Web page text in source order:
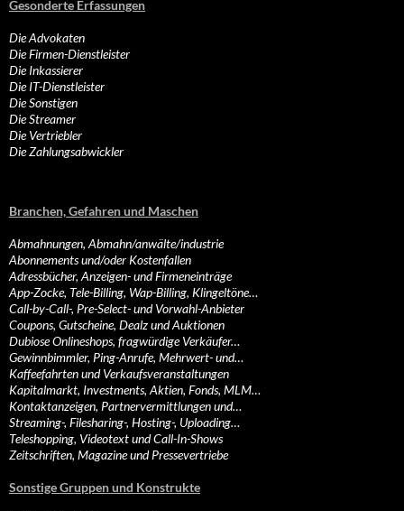
Gesonderte Erfassungen
Die Advokaten
Die Firmen-Dienstleister
Die Inkassierer
Die IT-Dienstleister
Die Sonstigen
Die Streamer
Die Vertriebler
Die Zahlungsabwickler
Branchen, Gefahren und Maschen
Abmahnungen, Abmahn/anwälte/industrie
Abonnements und/oder Kostenfallen
Adressbücher, Anzeigen- und Firmeneinträge
App-Zocke, Tele-Billing, Wap-Billing, Klingeltöne…
Call-by-Call-, Pre-Select- und Vorwahl-Anbieter
Coupons, Gutscheine, Dealz und Auktionen
Dubiose Onlineshops, fragwürdige Verkäufer…
Gewinnbimmler, Ping-Anrufe, Mehrwert- und…
Kaffeefahrten und Verkaufsveranstaltungen
Kapitalmarkt, Investments, Aktien, Fonds, MLM…
Kontaktanzeigen, Partnervermittlungen und…
Streaming-, Filesharing-, Hosting-, Uploading…
Teleshopping, Videotext und Call-In-Shows
Zeitschriften, Magazine und Pressevertriebe
Sonstige Gruppen und Konstrukte